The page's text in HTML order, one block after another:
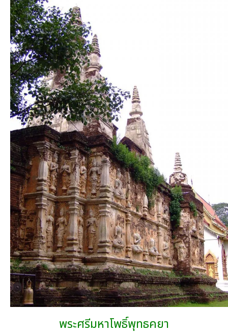
พระศรีมหาโพธิ์พุทธคยา